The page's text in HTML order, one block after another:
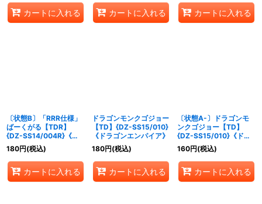
カートに入れる カートに入れる カートに入れる
〔状態B〕「RRR仕様」
ばーくがる【TDR】
{DZ-SS14/004R}《ケ
テルサンクチュアリ》
180円(税込)
カートに入れる
ドラゴンモンクゴジョー
【TD】{DZ-SS15/010}
《ドラゴンエンパイア》
180円(税込)
カートに入れる
〔状態A-〕ドラゴンモ
ンクゴジョー【TD】
{DZ-SS15/010}《ドラ
ゴンエンパイア》
160円(税込)
カートに入れる